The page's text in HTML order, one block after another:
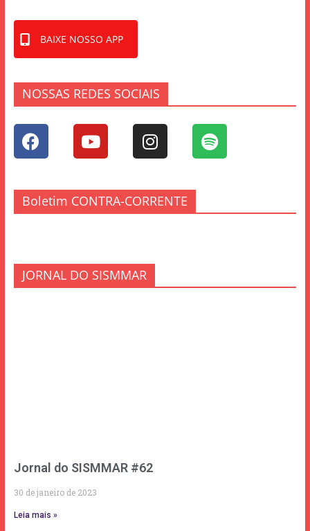
BAIXE NOSSO APP
NOSSAS REDES SOCIAIS
Boletim CONTRA-CORRENTE
JORNAL DO SISMMAR
Jornal do SISMMAR #62
30 de janeiro de 2023
Leia mais »